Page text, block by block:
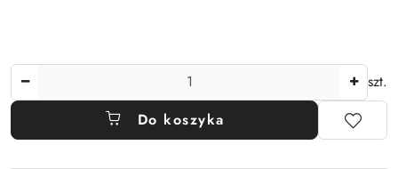
szt.
Do koszyka